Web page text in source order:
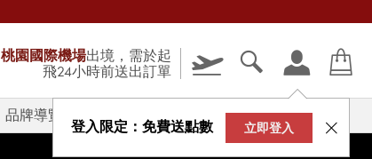
桃園國際機場出境，需於起
飛24小時前送出訂單
登入限定：免費送點數 立即登入
品牌導覽 V-STORY